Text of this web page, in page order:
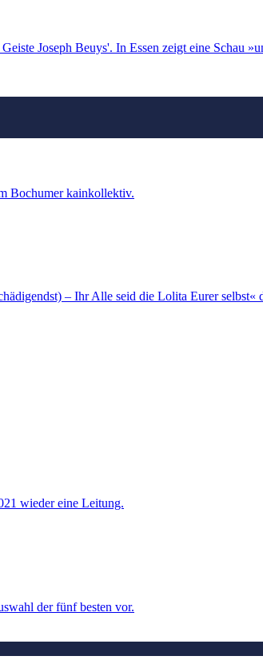
Joseph Beuys'. In Essen zeigt eine Schau
Bochumer kainkollektiv.
– Ihr Alle seid die Lolita Eurer selbst«
wieder eine Leitung.
der fünf besten vor.